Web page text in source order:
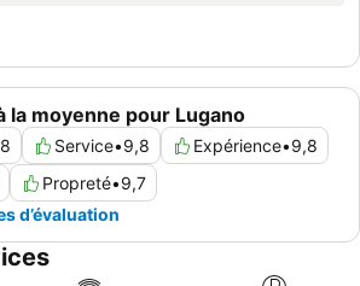
la moyenne pour Lugano
Service•9,8 Expérience•9,8
Propreté•9,7
d’évaluation